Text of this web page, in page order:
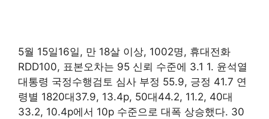
5월 15일16일, 만 18살 이상, 1002명, 휴대전화
RDD100, 표본오차는 95 신뢰 수준에 3.1 1. 윤석열
대통령 국정수행검토 심사 부정 55.9, 긍정 41.7 연
령별 1820대37.9, 13.4p, 50대44.2, 11.2, 40대
33.2, 10.4p에서 10p 수준으로 대폭 상승했다. 30